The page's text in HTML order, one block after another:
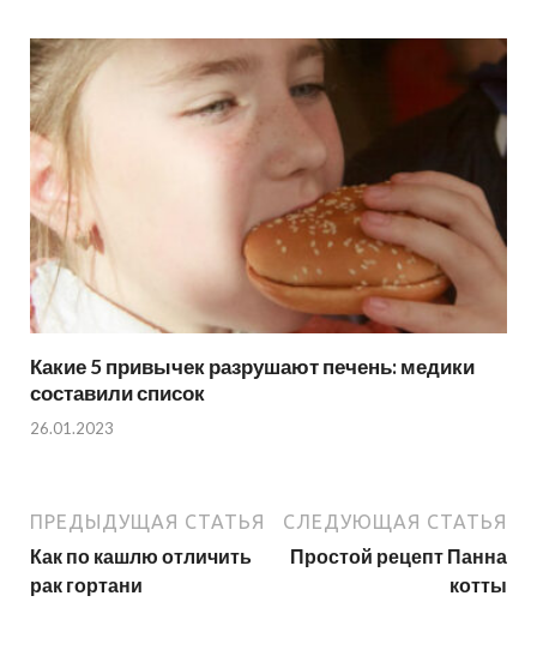
Какие 5 привычек разрушают печень: медики
составили список
26.01.2023
ПРЕДЫДУЩАЯ СТАТЬЯ
Как по кашлю отличить
рак гортани
СЛЕДУЮЩАЯ СТАТЬЯ
Простой рецепт Панна
котты